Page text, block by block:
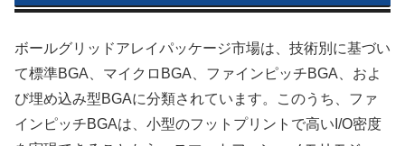
ボールグリッドアレイパッケージ市場は、技術別に基づい
て標準BGA、マイクロBGA、ファインピッチBGA、およ
び埋め込み型BGAに分類されています。このうち、ファ
インピッチBGAは、小型のフットプリントで高いI/O密度